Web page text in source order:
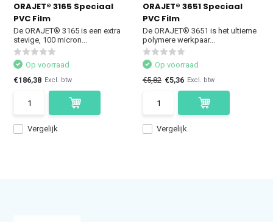
ORAJET® 3165 Speciaal
PVC Film
De ORAJET® 3165 is een extra
stevige, 100 micron...
Vergelijk
Op voorraad
€186,38 Excl. btw
ORAJET® 3651 Speciaal
PVC Film
De ORAJET® 3651 is het ultieme
polymere werkpaar...
Vergelijk
Op voorraad
€5,82 €5,36 Excl. btw